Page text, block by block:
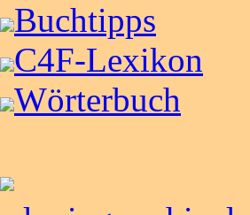
Buchtipps
C4F-Lexikon
Wörterbuch